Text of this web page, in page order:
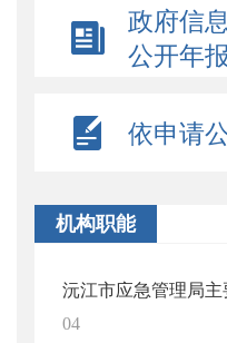
政府信
公开年报
依申请
机构职能
沅江市应急管理局主
04